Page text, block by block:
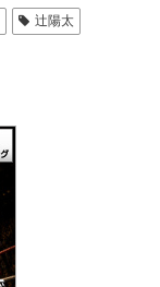
辻陽太